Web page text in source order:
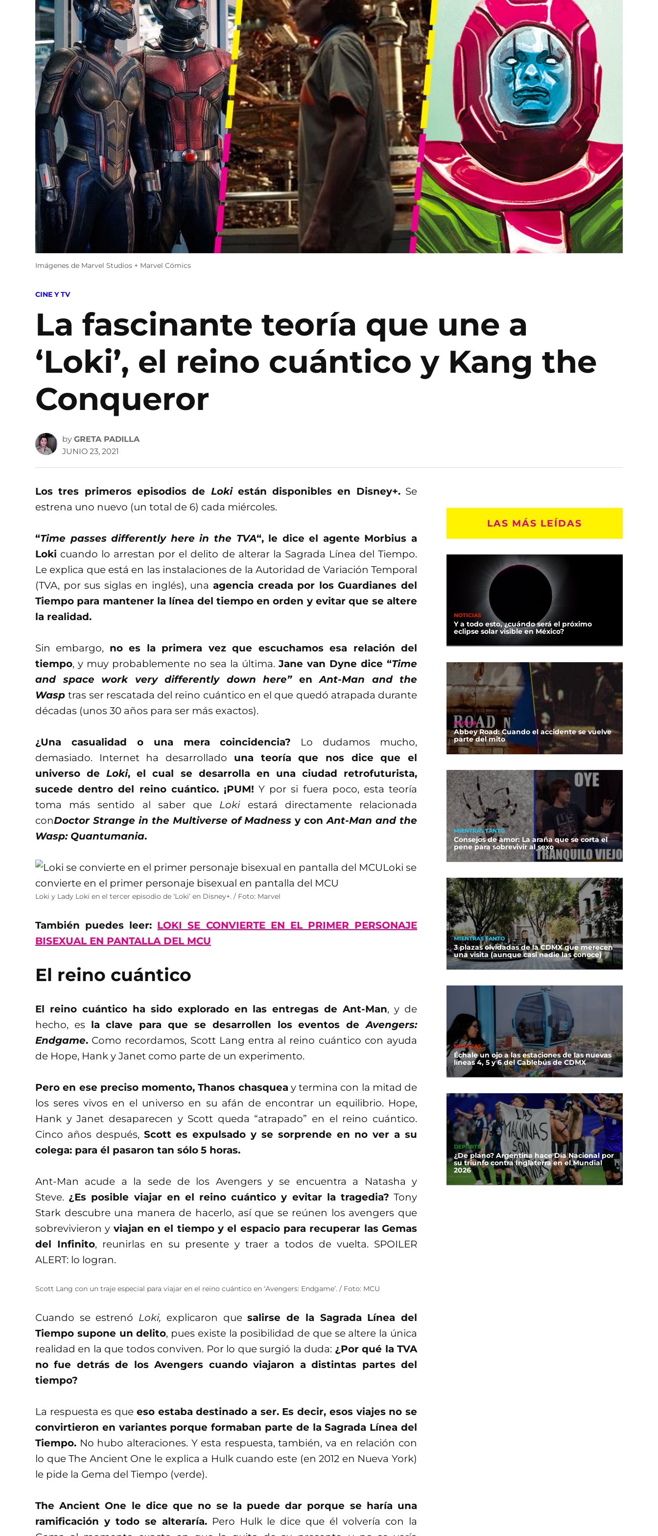
Imágenes de Marvel Studios + Marvel Cómics
POSTED
CINE Y TV
La fascinante teoría que une a
‘Loki’, el reino cuántico y Kang the
Conqueror
by GRETA PADILLA
JUNIO 23, 2021
Los tres primeros episodios de Lokiestán disponibles en Disney+.Se
estrena uno nuevo (un total de 6) cada miércoles.
“Time passes differently here in the TVA“, le dice el agente Morbius a
Loki cuando lo arrestan por el delito de alterar la Sagrada Línea del Tiempo.
Le explica que está en las instalaciones de la Autoridad de Variación Temporal
(TVA, por sus siglas en inglés), unaagencia creada por los Guardianes del
Tiempo para mantener la línea del tiempo en orden y evitar que se altere
la realidad.
Sin embargo, no es la primera vez que escuchamos esa relación del
tiempo, y muy probablemente no sea la última. Jane van Dyne dice “Time
and space work very differently down here” enAnt-Man and the
Wasptras ser rescatada del reino cuántico en el que quedó atrapada durante
décadas (unos 30 años para ser más exactos).
¿Una casualidad o una mera coincidencia? Lo dudamos mucho,
demasiado. Internet ha desarrollado una teoría que nos dice que el
universo deLoki, el cual se desarrolla en una ciudad retrofuturista,
sucede dentro del reino cuántico. ¡PUM! Y por si fuera poco, esta teoría
toma más sentido al saber que Lokiestará directamente relacionada
conDoctor Strange in the Multiverse of Madnessy conAnt-Man and the
Wasp: Quantumania.
Loki y Lady Loki en el tercer episodio de ‘Loki’ en Disney+. / Foto: Marvel
También puedes leer: LOKI SE CONVIERTE EN EL PRIMER PERSONAJE
BISEXUAL EN PANTALLA DEL MCU
El reino cuántico
El reino cuántico ha sido explorado en las entregas de Ant-Man, y de
hecho, es la clave para que se desarrollen los eventos deAvengers:
Endgame. Como recordamos, Scott Lang entra al reino cuántico con ayuda
de Hope, Hank y Janet como parte de un experimento.
Pero en ese preciso momento, Thanos chasquea y termina con la mitad de
los seres vivos en el universo en su afán de encontrar un equilibrio. Hope,
Hank y Janet desaparecen y Scott queda “atrapado” en el reino cuántico.
Cinco años después, Scott es expulsado y se sorprende en no ver a su
colega: para él pasaron tan sólo 5 horas.
Ant-Man acude a la sede de los Avengers y se encuentra a Natasha y
Steve. ¿Es posible viajar en el reino cuántico y evitar la tragedia? Tony
Stark descubre una manera de hacerlo, así que se reúnen los avengers que
sobrevivieron y viajan en el tiempo y el espacio para recuperar las Gemas
del Infinito, reunirlas en su presente y traer a todos de vuelta. SPOILER
ALERT: lo logran.
Scott Lang con un traje especial para viajar en el reino cuántico en ‘Avengers: Endgame’. / Foto: MCU
Cuando se estrenó Loki, explicaron quesalirse de la Sagrada Línea del
Tiempo supone un delito, pues existe la posibilidad de que se altere la única
realidad en la que todos conviven. Por lo que surgió la duda: ¿Por qué la TVA
no fue detrás de los Avengers cuando viajaron a distintas partes del
tiempo?
La respuesta es que eso estaba destinado a ser. Es decir, esos viajes no se
convirtieron en variantes porque formaban parte de la Sagrada Línea del
Tiempo. No hubo alteraciones. Y esta respuesta, también, va en relación con
lo que The Ancient One le explica a Hulk cuando este (en 2012 en Nueva York)
le pide la Gema del Tiempo (verde).
The Ancient One le dice que no se la puede dar porque se haría una
ramificación y todo se alteraría.Pero Hulk le dice que él volvería con la
LAS MÁS LEÍDAS
NOTICIAS
Y a todo esto, ¿cuándo será el próximo
eclipse solar visible en México?
MÚSICA
Abbey Road: Cuando el accidente se vuelve
parte del mito
MIENTRAS TANTO
Consejos de amor: La araña que se corta el
pene para sobrevivir al sexo
MIENTRAS TANTO
3 plazas olvidadas de la CDMX que merecen
una visita (aunque casi nadie las conoce)
NOTICIAS
Échale un ojo a las estaciones de las nuevas
líneas 4, 5 y 6 del Cablebús de CDMX
DEPORTES
¿De plano? Argentina hace Día Nacional por
su triunfo contra Inglaterra en el Mundial
2026